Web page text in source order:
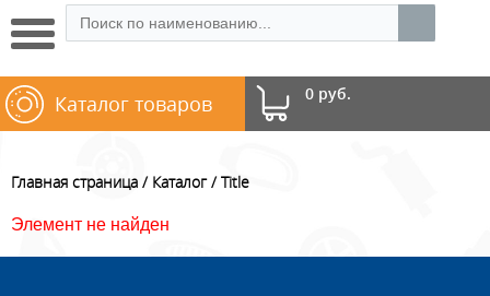
0 руб.
Каталог товаров
Главная страница Каталог Title
Элемент не найден